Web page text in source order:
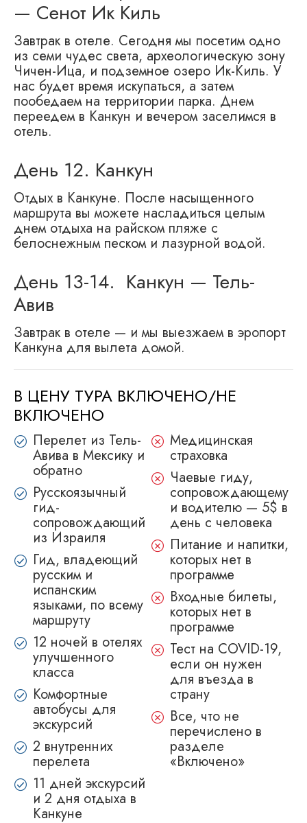
— Сенот Ик Киль
Завтрак в отеле. Сегодня мы посетим одно
из семи чудес света, археологическую зону
Чичен-Ица, и подземное озеро Ик-Киль. У
нас будет время искупаться, а затем
пообедаем на территории парка. Днем
переедем в Канкун и вечером заселимся в
отель.
День 12. Канкун
Отдых в Канкуне. После насыщенного
маршрута вы можете насладиться целым
днем отдыха на райском пляже с
белоснежным песком и лазурной водой.
День 13-14. Канкун — Тель-
Авив
Завтрак в отеле — и мы выезжаем в эропорт
Канкуна для вылета домой.
В ЦЕНУ ТУРА ВКЛЮЧЕНО/НЕ
ВКЛЮЧЕНО
Перелет из Тель-
Авива в Мексику и
обратно
Русскоязычный
гид-
сопровождающий
из Израиля
Гид, владеющий
русским и
испанским
языками, по всему
маршруту
12 ночей в отелях
улучшенного
класса
Комфортные
автобусы для
экскурсий
2 внутренних
перелета
11 дней экскурсий
и 2 дня отдыха в
Канкуне
Медицинскaя
страховкa
Чаевые гиду,
сопровождающему
и водителю — 5$ в
день с человека
Питание и напитки,
которых нет в
программе
Входные билеты,
которых нет в
программе
Тест на COVID-19,
если он нужен
для въезда в
страну
Все, что не
перечислено в
разделе
«Включено»